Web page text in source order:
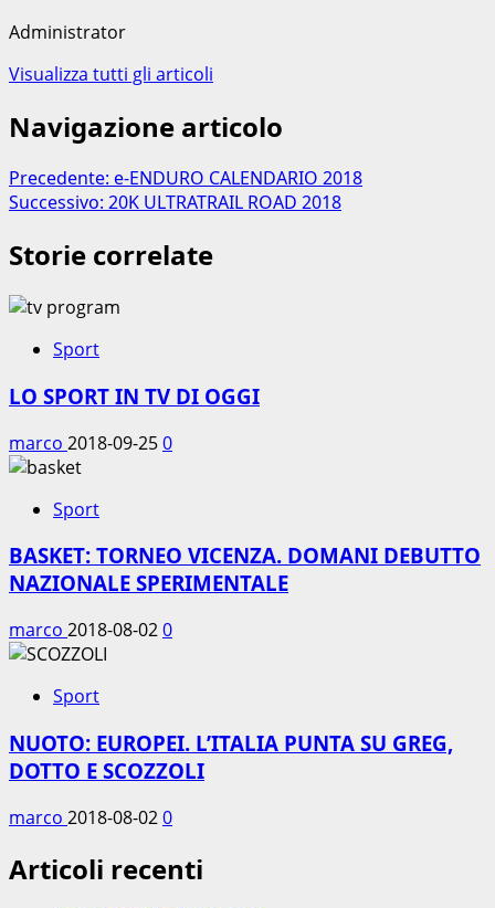
Administrator
Visualizza tutti gli articoli
Navigazione articolo
Precedente: e-ENDURO CALENDARIO 2018
Successivo: 20K ULTRATRAIL ROAD 2018
Storie correlate
Sport
LO SPORT IN TV DI OGGI
marco 2018-09-250
Sport
BASKET: TORNEO VICENZA. DOMANI DEBUTTO
NAZIONALE SPERIMENTALE
marco 2018-08-020
Sport
NUOTO: EUROPEI. L’ITALIA PUNTA SU GREG,
DOTTO E SCOZZOLI
marco 2018-08-020
Articoli recenti